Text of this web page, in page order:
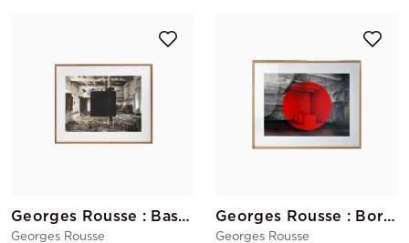
Georges Rousse : Bastia
Georges Rousse
Georges Rousse : Bordeaux (rouge)
Georges Rousse